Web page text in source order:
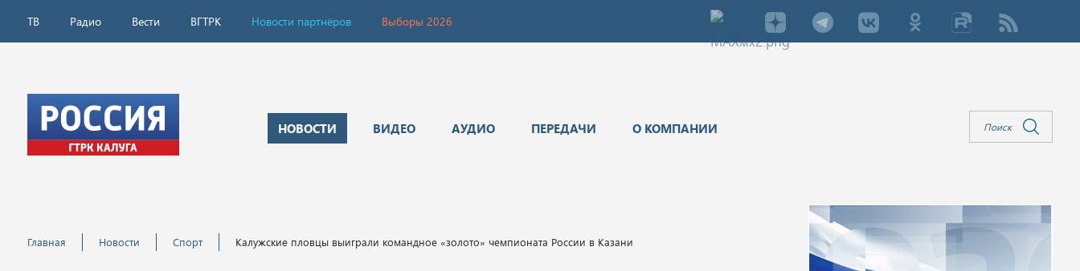
ТВ Радио Вести ВГТРК Новости партнёров Выборы 2026
НОВОСТИ ВИДЕО АУДИО ПЕРЕДАЧИ О КОМПАНИИ
Главная Новости Спорт Калужские пловцы выиграли командное «золото» чемпионата России в Казани